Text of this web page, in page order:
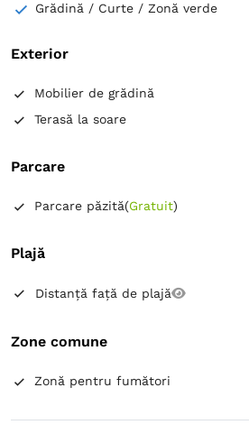
Grădină / Curte / Zonă verde
Exterior
Mobilier de grădină
Terasă la soare
Parcare
Parcare păzită(Gratuit)
Plajă
Distanță față de plajă
Zone comune
Zonă pentru fumători